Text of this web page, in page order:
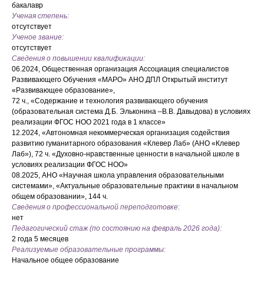
бакалавр
Ученая степень:
отсутствует
Ученое звание:
отсутствует
Сведения о повышении квалификации:
06.2024, Общественная организация Ассоциация специалистов
Развивающего Обучения «МАРО» АНО ДПЛ Открытый институт
«Развивающее образование»,
72 ч., «Содержание и технология развивающего обучения
(образовательная система Д.Б. Эльконина –В.В. Давыдова) в условиях
реализации ФГОС НОО 2021 года в 1 классе»
12.2024, «Автономная некоммерческая организация содействия
развитию гуманитарного образования «Клевер Лаб» (АНО «Клевер
Лаб»), 72 ч. «Духовно-нравственные ценности в начальной школе в
условиях реализации ФГОС НОО»
08.2025, АНО «Научная школа управления образовательными
системами», «Актуальные образовательные практики в начальном
общем образовании», 144 ч.
Сведения о профессиональной переподготовке:
нет
Педагогический стаж (по состоянию на февраль 2026 года):
2 года 5 месяцев
Реализуемые образовательные программы:
Начальное общее образование